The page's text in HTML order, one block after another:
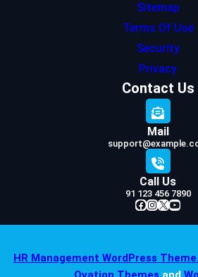
Sitemap
Terms Of Use
Security
Privacy
Contact Us
Mail
Call Us
91 123 456 7890
Facebook InstagramX YouTube
HR Management WordPress Theme.